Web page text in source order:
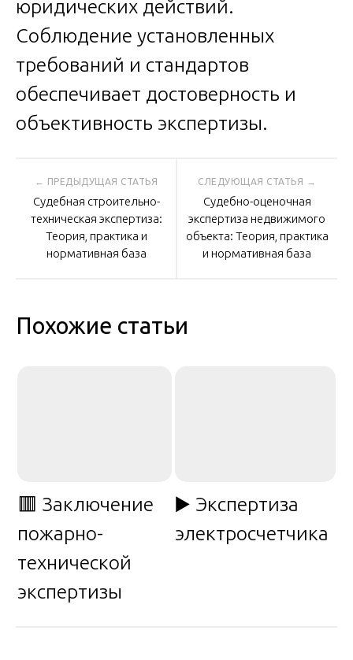
юридических действий.
Соблюдение установленных
требований и стандартов
обеспечивает достоверность и
объективность экспертизы.
Навигация
по
записям
Судебная строительно-
техническая экспертиза:
Теория, практика и
нормативная база
Судебно-оценочная
экспертиза недвижимого
объекта: Теория, практика
и нормативная база
Похожие статьи
🟥 Заключение
пожарно-
технической
экспертизы
▶️ Экспертиза
электросчетчика